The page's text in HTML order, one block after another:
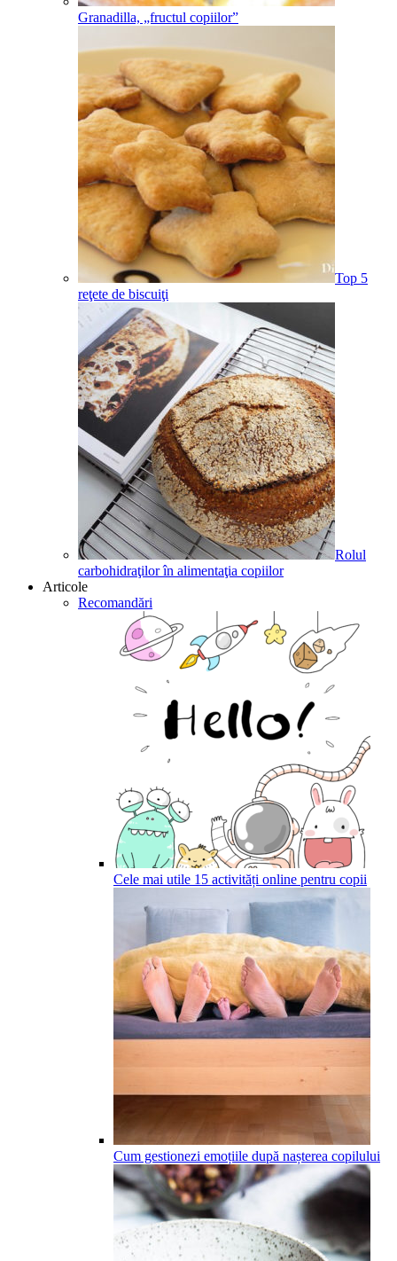
Granadilla, „fructul copiilor”
Top 5
reţete de biscuiţi
Rolul
carbohidraţilor în alimentaţia copiilor
Articole
Recomandări
Cele mai utile 15 activități online pentru copii
Cum gestionezi emoțiile după nașterea copilului